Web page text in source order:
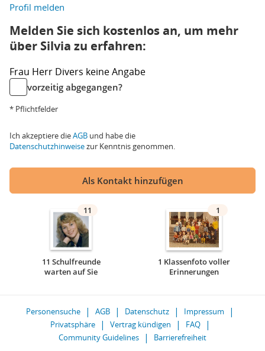
Profil melden
Melden Sie sich kostenlos an, um mehr
über Silvia zu erfahren:
Frau Herr Divers keine Angabe
vorzeitig abgegangen?
* Pflichtfelder
Ich akzeptiere dieAGB und habe die
Datenschutzhinweisezur Kenntnis genommen.
Als Kontakt hinzufügen
11
11 Schulfreunde
warten auf Sie
1
1 Klassenfoto voller
Erinnerungen
Personensuche AGB Datenschutz
Impressum
Privatsphäre
Vertrag kündigen
FAQ
Community Guidelines
Barrierefreiheit